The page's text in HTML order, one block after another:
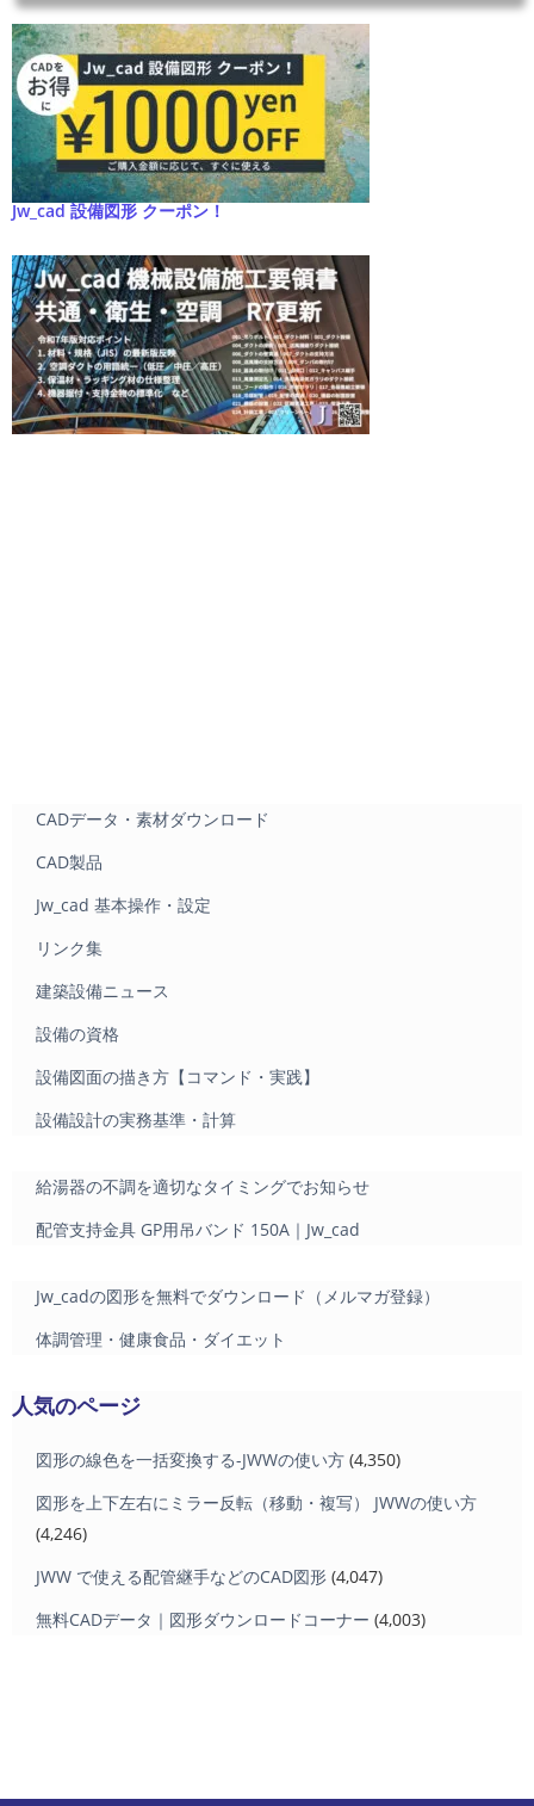
Jw_cad 設備図形 クーポン！
CADデータ・素材ダウンロード
CAD製品
Jw_cad 基本操作・設定
リンク集
建築設備ニュース
設備の資格
設備図面の描き方【コマンド・実践】
設備設計の実務基準・計算
給湯器の不調を適切なタイミングでお知らせ
配管支持金具 GP用吊バンド 150A｜Jw_cad
Jw_cadの図形を無料でダウンロード（メルマガ登録）
体調管理・健康食品・ダイエット
人気のページ
図形の線色を一括変換する-JWWの使い方 (4,350)
図形を上下左右にミラー反転（移動・複写） JWWの使い方
(4,246)
JWW で使える配管継手などのCAD図形 (4,047)
無料CADデータ｜図形ダウンロードコーナー (4,003)